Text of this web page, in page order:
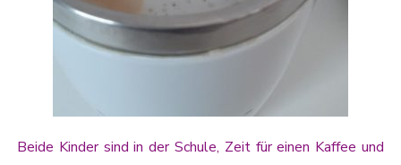
Beide Kinder sind in der Schule, Zeit für einen Kaffee und